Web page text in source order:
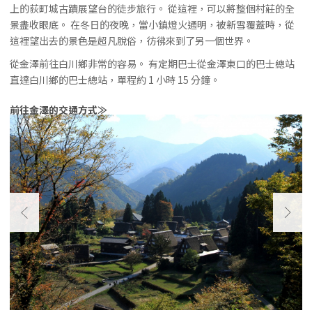
上的荻町城古蹟展望台的徒步旅行。 從這裡，可以將整個村莊的全
景盡收眼底。 在冬日的夜晚，當小鎮燈火通明，被新雪覆蓋時，從
這裡望出去的景色是超凡脫俗，彷彿來到了另一個世界。
從金澤前往白川鄉非常的容易。 有定期巴士從金澤東口的巴士總站
直達白川鄉的巴士總站，單程約 1 小時 15 分鐘。
前往金澤的交通方式